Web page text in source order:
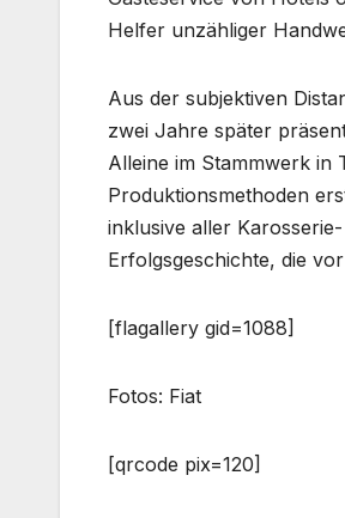
Helfer unzähliger
Aus der subjektiven
zwei Jahre später
Alleine im Stammwerk in
Produktionsmethoden
inklusive aller
Erfolgsgeschichte, die
[flagallery gid=1088]
Fotos: Fiat
[qrcode pix=120]